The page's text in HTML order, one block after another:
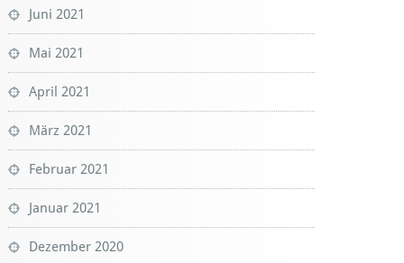
Juni 2021
Mai 2021
April 2021
März 2021
Februar 2021
Januar 2021
Dezember 2020